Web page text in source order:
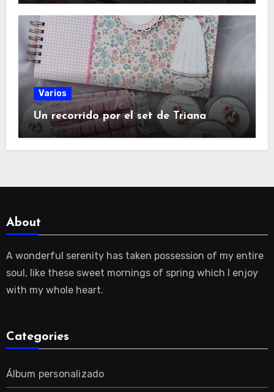
Varios
Un recorrido por el set de Triana
About
A wonderful serenity has taken possession of my entire
soul, like these sweet mornings of spring which I enjoy
with my whole heart.
Categories
Álbum personalizado